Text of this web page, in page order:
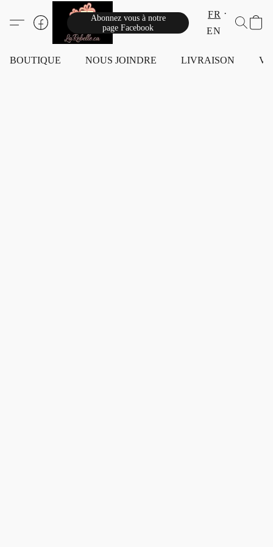
Abonnez vous à notre
page Facebook
FR
EN
BOUTIQUE NOUS JOINDRE LIVRAISON